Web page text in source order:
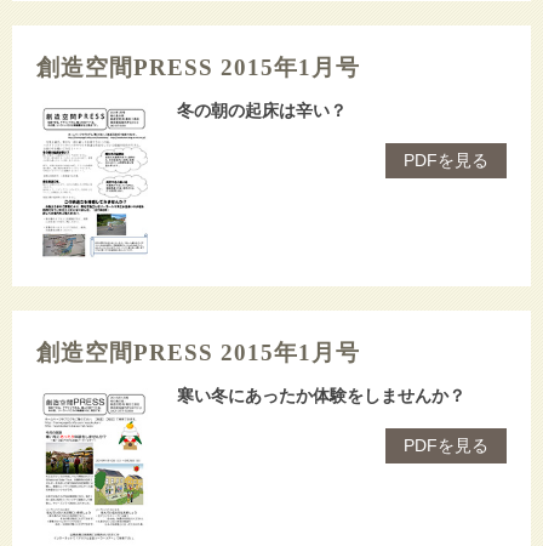
創造空間PRESS 2015年1月号
冬の朝の起床は辛い？
PDFを見る
創造空間PRESS 2015年1月号
寒い冬にあったか体験をしませんか？
PDFを見る